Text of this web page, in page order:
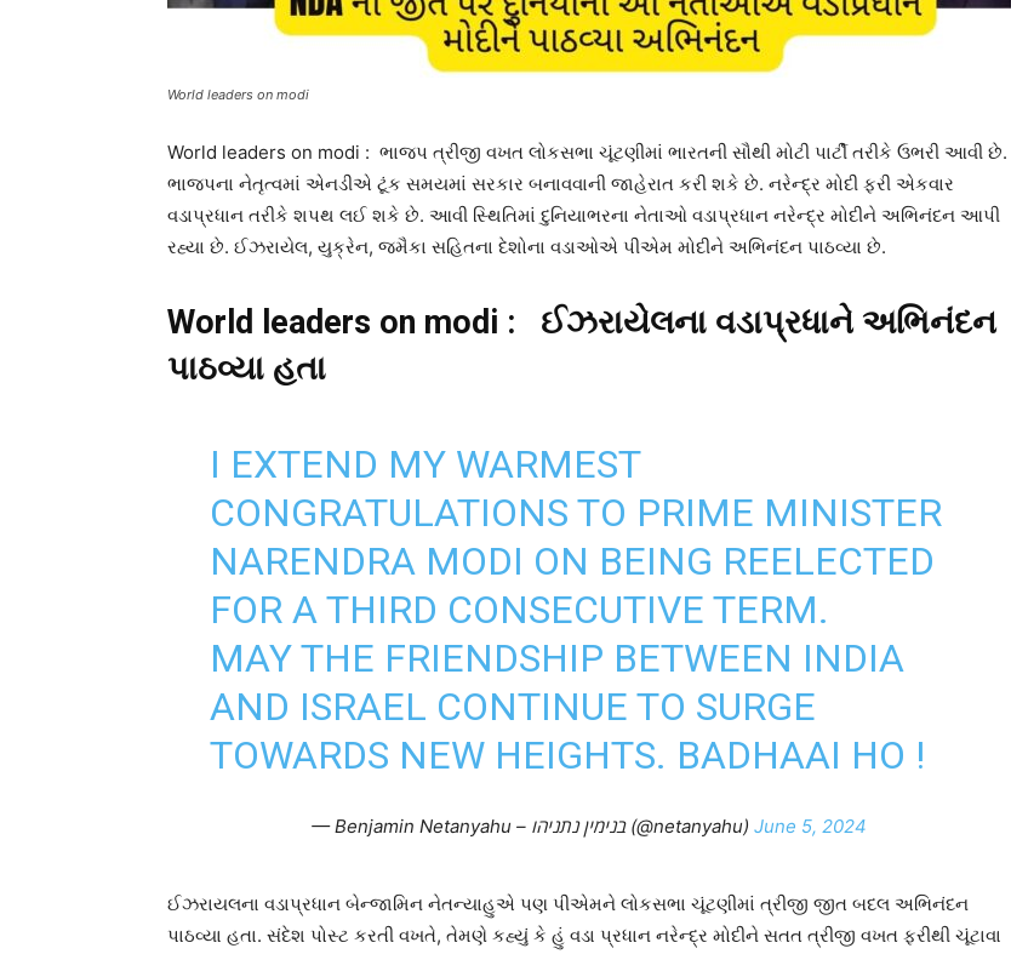
World leaders on modi
World leaders on modi : ભાજપ ત્રીજી વખત લોકસભા ચૂંટણીમાં ભારતની સૌથી મોટી પાર્ટી તરીકે ઉભરી આવી છે.
ભાજપના નેતૃત્વમાં એનડીએ ટૂંક સમયમાં સરકાર બનાવવાની જાહેરાત કરી શકે છે. નરેન્દ્ર મોદી ફરી એકવાર
વડાપ્રધાન તરીકે શપથ લઈ શકે છે. આવી સ્થિતિમાં દુનિયાભરના નેતાઓ વડાપ્રધાન નરેન્દ્ર મોદીને અભિનંદન આપી
રહ્યા છે. ઈઝરાયેલ, યુક્રેન, જમૈકા સહિતના દેશોના વડાઓએ પીએમ મોદીને અભિનંદન પાઠવ્યા છે.
World leaders on modi : ઈઝરાયેલના વડાપ્રધાને અભિનંદન
પાઠવ્યા હતા
I EXTEND MY WARMEST
CONGRATULATIONS TO PRIME MINISTER
NARENDRA MODI ON BEING REELECTED
FOR A THIRD CONSECUTIVE TERM.
MAY THE FRIENDSHIP BETWEEN INDIA
AND ISRAEL CONTINUE TO SURGE
TOWARDS NEW HEIGHTS. BADHAAI HO !
— Benjamin Netanyahu – בנימין נתניהו (@netanyahu) June 5, 2024
ઈઝરાયલના વડાપ્રધાન બેન્જામિન નેતન્યાહુએ પણ પીએમને લોકસભા ચૂંટણીમાં ત્રીજી જીત બદલ અભિનંદન
પાઠવ્યા હતા. સંદેશ પોસ્ટ કરતી વખતે, તેમણે કહ્યું કે હું વડા પ્રધાન નરેન્દ્ર મોદીને સતત ત્રીજી વખત ફરીથી ચૂંટાવા